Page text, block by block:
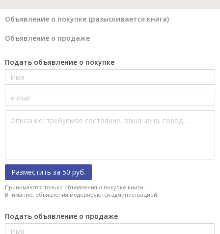
Объявление о покупке (разыскивается книга)
Объявление о продаже
Подать объявление о покупке
Разместить за 50 руб.
Принимаются только объявления о покупке книги.
Внимание, объявления модерируются администрацией.
Подать объявление о продаже